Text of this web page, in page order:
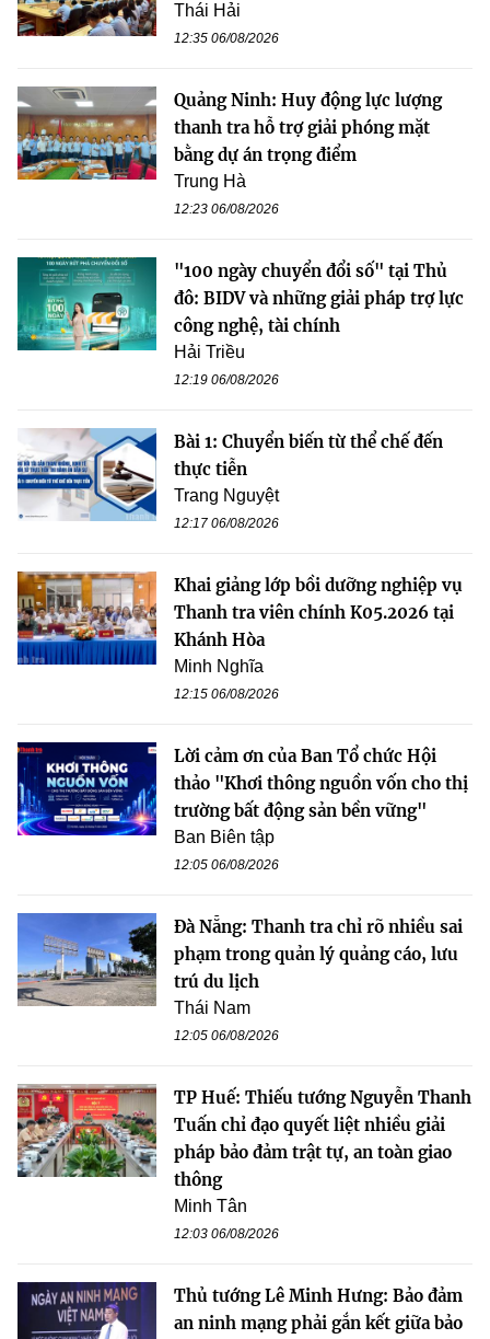
Thái Hải
12:35 06/08/2026
Quảng Ninh: Huy động lực lượng
thanh tra hỗ trợ giải phóng mặt
bằng dự án trọng điểm
Trung Hà
12:23 06/08/2026
"100 ngày chuyển đổi số" tại Thủ
đô: BIDV và những giải pháp trợ lực
công nghệ, tài chính
Hải Triều
12:19 06/08/2026
Bài 1: Chuyển biến từ thể chế đến
thực tiễn
Trang Nguyệt
12:17 06/08/2026
Khai giảng lớp bồi dưỡng nghiệp vụ
Thanh tra viên chính K05.2026 tại
Khánh Hòa
Minh Nghĩa
12:15 06/08/2026
Lời cảm ơn của Ban Tổ chức Hội
thảo "Khơi thông nguồn vốn cho thị
trường bất động sản bền vững"
Ban Biên tập
12:05 06/08/2026
Đà Nẵng: Thanh tra chỉ rõ nhiều sai
phạm trong quản lý quảng cáo, lưu
trú du lịch
Thái Nam
12:05 06/08/2026
TP Huế: Thiếu tướng Nguyễn Thanh
Tuấn chỉ đạo quyết liệt nhiều giải
pháp bảo đảm trật tự, an toàn giao
thông
Minh Tân
12:03 06/08/2026
Thủ tướng Lê Minh Hưng: Bảo đảm
an ninh mạng phải gắn kết giữa bảo